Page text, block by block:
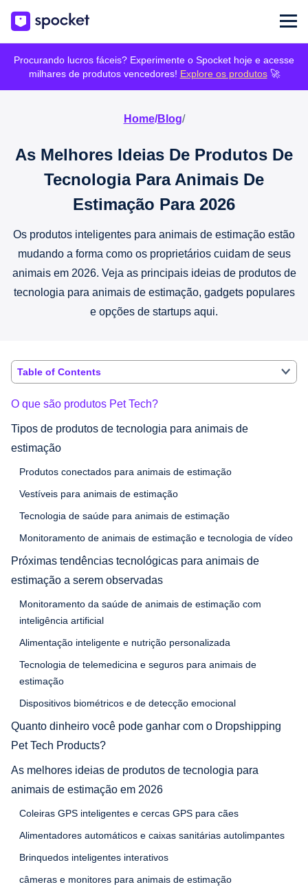
Procurando lucros fáceis? Experimente o Spocket hoje e acesse
milhares de produtos vencedores! Explore os produtos🚀
Home/Blog/
As Melhores Ideias De Produtos De
Tecnologia Para Animais De
Estimação Para 2026
Os produtos inteligentes para animais de estimação estão
mudando a forma como os proprietários cuidam de seus
animais em 2026. Veja as principais ideias de produtos de
tecnologia para animais de estimação, gadgets populares
e opções de startups aqui.
Table of Contents
O que são produtos Pet Tech?
Tipos de produtos de tecnologia para animais de
estimação
Produtos conectados para animais de estimação
Vestíveis para animais de estimação
Tecnologia de saúde para animais de estimação
Monitoramento de animais de estimação e tecnologia de vídeo
Próximas tendências tecnológicas para animais de
estimação a serem observadas
Monitoramento da saúde de animais de estimação com
inteligência artificial
Alimentação inteligente e nutrição personalizada
Tecnologia de telemedicina e seguros para animais de
estimação
Dispositivos biométricos e de detecção emocional
Quanto dinheiro você pode ganhar com o Dropshipping
Pet Tech Products?
As melhores ideias de produtos de tecnologia para
animais de estimação em 2026
Coleiras GPS inteligentes e cercas GPS para cães
Alimentadores automáticos e caixas sanitárias autolimpantes
Brinquedos inteligentes interativos
câmeras e monitores para animais de estimação